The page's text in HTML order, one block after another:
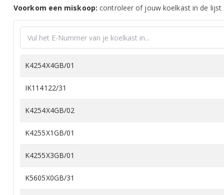
Voorkom een miskoop: controleer of jouw koelkast in de lijst
K4254X4GB/01
IK114122/31
K4254X4GB/02
K4255X1GB/01
K4255X3GB/01
K5605X0GB/31